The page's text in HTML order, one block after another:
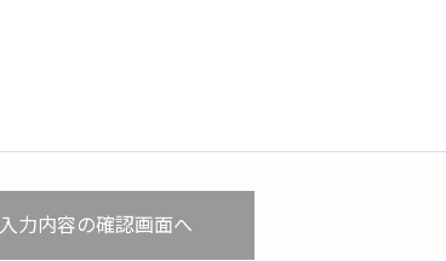
入力内容の確認画面へ